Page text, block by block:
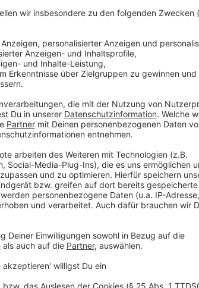
Sind die für das jeweilige Spiel geforderten
Spielvariante, z.B. anhand der Lösung einer
Studio) vom Anrufer erfüllt worden, bestätigt
Teilnehmer kürt der Moderator auf Basis der
Gewinner. Ist die genannte Lösung falsch, gilt
Der Moderator bestimmt den Zeitpunkt der
Spieldramaturgie selbst. Er hat dabei die
Musiktitel und Wortbeiträge im Programm zu
Berücksichtigung der Abfolge von
Hinweis:
RADIO WMW behält sich vor, eine Spielrunde
Eine Teilnahme am Gewinnspiel ist
Ein Anruf auf der lokalen Studiohotline mit